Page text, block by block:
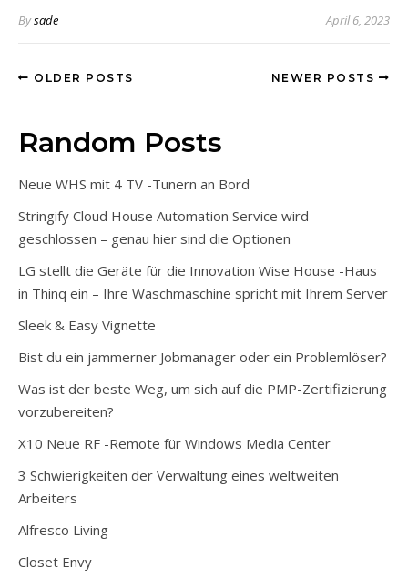
Bysade April 6, 2023
OLDER POSTS NEWER POSTS
Random Posts
Neue WHS mit 4 TV -Tunern an Bord
Stringify Cloud House Automation Service wird
geschlossen – genau hier sind die Optionen
LG stellt die Geräte für die Innovation Wise House -Haus
in Thinq ein – Ihre Waschmaschine spricht mit Ihrem Server
Sleek & Easy Vignette
Bist du ein jammerner Jobmanager oder ein Problemlöser?
Was ist der beste Weg, um sich auf die PMP-Zertifizierung
vorzubereiten?
X10 Neue RF -Remote für Windows Media Center
3 Schwierigkeiten der Verwaltung eines weltweiten
Arbeiters
Alfresco Living
Closet Envy